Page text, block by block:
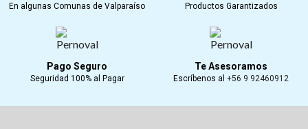
En algunas Comunas de Valparaíso Productos Garantizados
Pago Seguro
Seguridad 100% al Pagar
Te Asesoramos
Escríbenos al +56 9 92460912